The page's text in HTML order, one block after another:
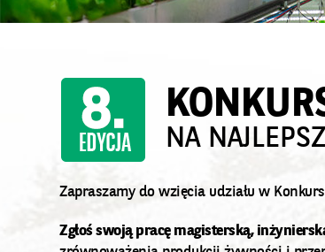
NA
Zapraszamy do wzięcia udziału w
Zgłoś swoją pracę magisterską,